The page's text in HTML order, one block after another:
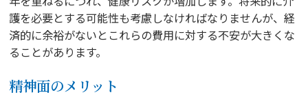
護を必要とする可能性も考慮しなければなりませんが、経
済的に余裕がないとこれらの費用に対する不安が大きくな
ることがあります。
精神面のメリット